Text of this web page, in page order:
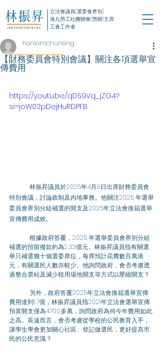
立法會議員(選委會界別)
港九勞工社團聯會(勞聯)主席
工會工作者
【財務委員會特別會議】關注各項選舉宣
傳費用
honlamchunsing
https://youtu.be/qDS9Vq_jZG4?
si=joW02pDejHuRDPFB
特別會議，討論政制及內地事務。他關注2025 年選舉
委員會界別分組補選的開支及2025年立法會換屆選舉
宣傳費用成效。
補選的預留撥款約為2.33億元。林振昇議員指有關選
舉只補選幾十個選委席位，每席預計花費數百萬港
元，有關選民人數亦較少。他詢問政府，會否考慮透
過整合票站及減少租用場地開支等方式以壓縮開支？
費用達到1.7億，林振昇議員指2021年立法會選舉宣傳
預算開支僅為4700多萬，詢問政府為何今年費用如此
之高。長遠而言，會否考慮從學校的公民教育入手，
讓學生學會更加關心社區、登記做選民，更好提高市
民的公民意識？